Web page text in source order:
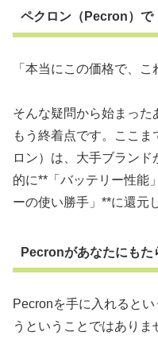
ペクロン（Pecron）で
「本当にこの価格で、
そんな疑問から始まった
もう終着点です。ここ
ロン）は、大手ブラン
的に**「バッテリー性能
ーの使い勝手」**に還元
Pecronがあなたにもた
Pecronを手に入れると
うということではありま